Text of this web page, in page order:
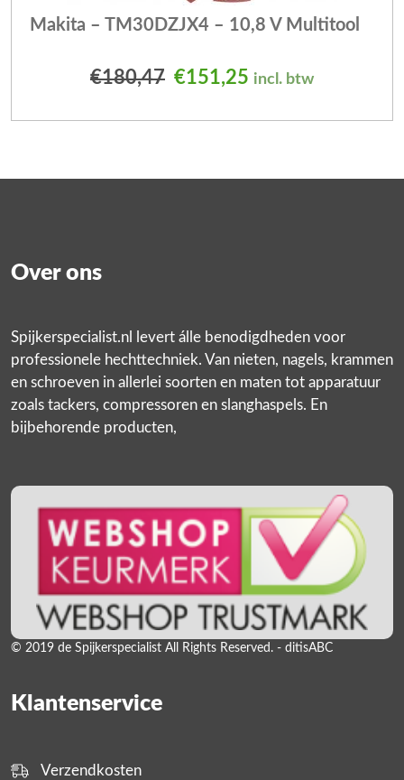
Makita – TM30DZJX4 – 10,8 V Multitool
€180,47 Oorspronkelijke prijs
€151,25 Huidige prijs is:
incl. btw
Over ons
Spijkerspecialist.nl levert álle benodigdheden voor
professionele hechttechniek. Van nieten, nagels, krammen
en schroeven in allerlei soorten en maten tot apparatuur
zoals tackers, compressoren en slanghaspels. En
bijbehorende producten,
© 2019 de Spijkerspecialist All Rights Reserved. - ditisABC
Klantenservice
Verzendkosten